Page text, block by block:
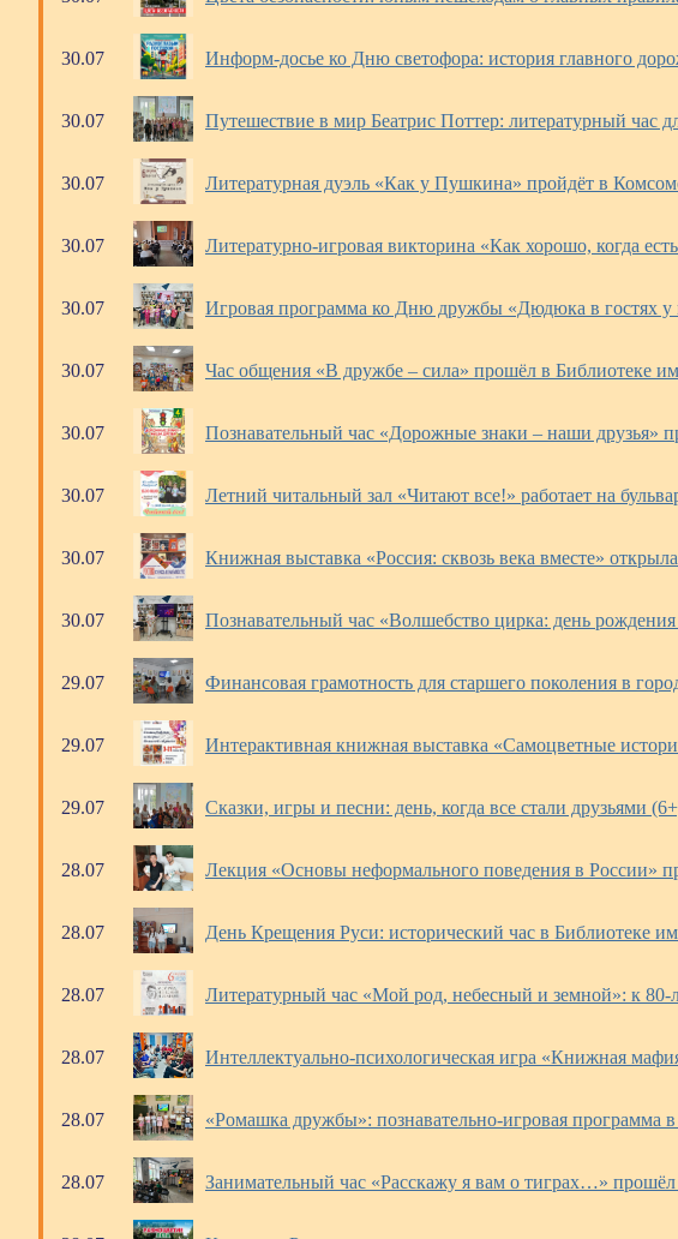
30.07 Информ-досье ко Дню светофора: история главного
30.07 Путешествие в мир Беатрис Поттер: литературный час
30.07 Литературная дуэль «Как у Пушкина» пройдёт в
30.07 Литературно-игровая викторина «Как хорошо, когда
30.07 Игровая программа ко Дню дружбы «Дюдюка в гостях
30.07 Час общения «В дружбе – сила» прошёл в Библиотеке
30.07 Познавательный час «Дорожные знаки – наши друзья»
30.07 Летний читальный зал «Читают все!» работает на
30.07 Книжная выставка «Россия: сквозь века вместе»
30.07 Познавательный час «Волшебство цирка: день
29.07 Финансовая грамотность для старшего поколения в
29.07 Интерактивная книжная выставка «Самоцветные
29.07 Сказки, игры и песни: день, когда все стали друзьями
28.07 Лекция «Основы неформального поведения в России»
28.07 День Крещения Руси: исторический час в Библиотеке
28.07 Литературный час «Мой род, небесный и земной»: к 80-
28.07 Интеллектуально-психологическая игра «Книжная
28.07 «Ромашка дружбы»: познавательно-игровая программа
28.07 Занимательный час «Расскажу я вам о тиграх…»